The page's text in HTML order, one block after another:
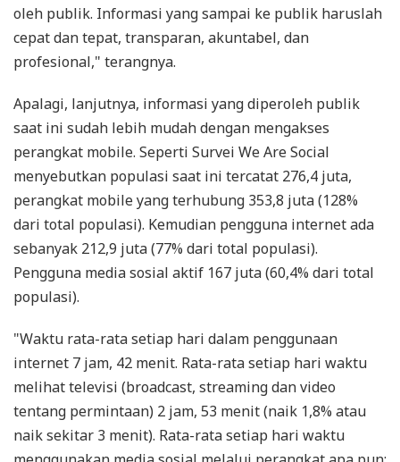
oleh publik. Informasi yang sampai ke publik haruslah
cepat dan tepat, transparan, akuntabel, dan
profesional," terangnya.
Apalagi, lanjutnya, informasi yang diperoleh publik
saat ini sudah lebih mudah dengan mengakses
perangkat mobile. Seperti Survei We Are Social
menyebutkan populasi saat ini tercatat 276,4 juta,
perangkat mobile yang terhubung 353,8 juta (128%
dari total populasi). Kemudian pengguna internet ada
sebanyak 212,9 juta (77% dari total populasi).
Pengguna media sosial aktif 167 juta (60,4% dari total
populasi).
"Waktu rata-rata setiap hari dalam penggunaan
internet 7 jam, 42 menit. Rata-rata setiap hari waktu
melihat televisi (broadcast, streaming dan video
tentang permintaan) 2 jam, 53 menit (naik 1,8% atau
naik sekitar 3 menit). Rata-rata setiap hari waktu